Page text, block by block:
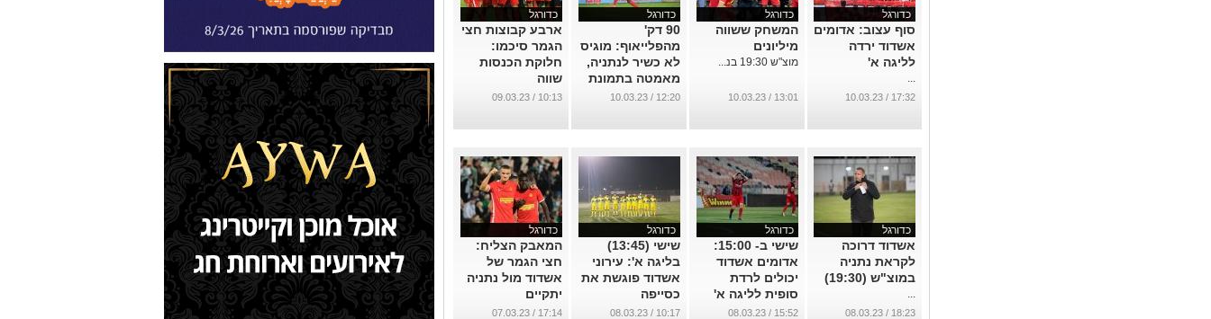
כדורגל
סוף עצוב: אדומים
אשדוד ירדה
לליגה א'
...
17:32 / 10.03.23
כדורגל
המשחק ששווה
מיליונים
מוצ"ש 19:30 בנ...
13:01 / 10.03.23
כדורגל
90 דק'
מהפלייאוף: מוגיס
לא כשיר לנתניה,
מאמטה בתמונת
ההרכב
12:20 / 10.03.23
כדורגל
ארבע קבוצות חצי
הגמר סיכמו:
חלוקת הכנסות
שווה
...
10:13 / 09.03.23
כדורגל
אשדוד דרוכה
לקראת נתניה
במוצ"ש (19:30)
...
18:23 / 08.03.23
כדורגל
שישי ב- 15:00:
אדומים אשדוד
יכולים לרדת
סופית לליגה א'
...
15:52 / 08.03.23
כדורגל
שישי (13:45)
בליגה א': עירוני
אשדוד פוגשת את
כסייפה
...
10:17 / 08.03.23
כדורגל
המאבק הצליח:
חצי הגמר של
אשדוד מול נתניה
יתקיים
בבלומפילד
17:14 / 07.03.23